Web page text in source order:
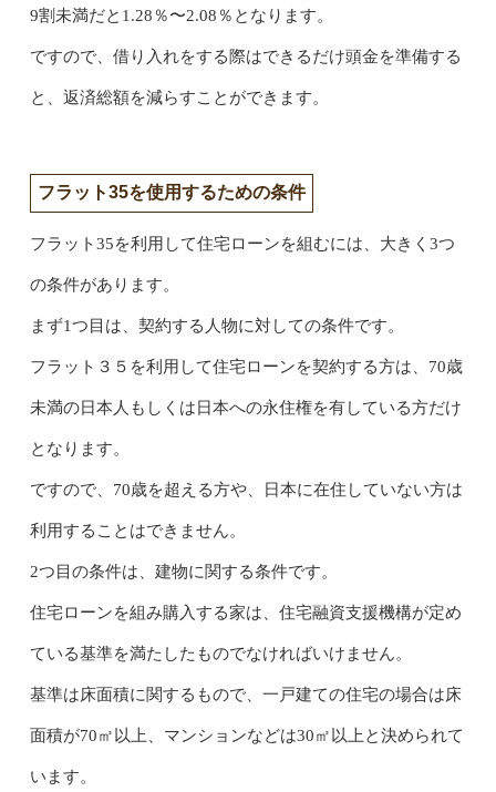
9割未満だと1.28％〜2.08％となります。
ですので、借り入れをする際はできるだけ頭金を準備する
と、返済総額を減らすことができます。
フラット35を使用するための条件
フラット35を利用して住宅ローンを組むには、大きく3つ
の条件があります。
まず1つ目は、契約する人物に対しての条件です。
フラット３５を利用して住宅ローンを契約する方は、70歳
未満の日本人もしくは日本への永住権を有している方だけ
となります。
ですので、70歳を超える方や、日本に在住していない方は
利用することはできません。
2つ目の条件は、建物に関する条件です。
住宅ローンを組み購入する家は、住宅融資支援機構が定め
ている基準を満たしたものでなければいけません。
基準は床面積に関するもので、一戸建ての住宅の場合は床
面積が70㎡以上、マンションなどは30㎡以上と決められて
います。